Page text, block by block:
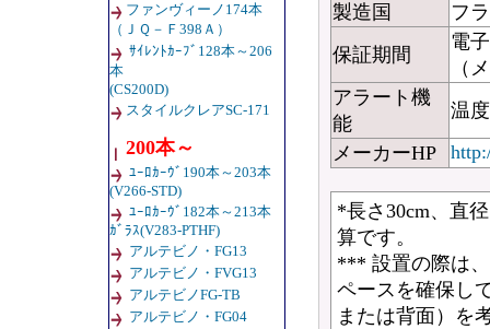
ファンヴィーノ174本
（ＪＱ－Ｆ398Ａ）
ｻｲﾚﾝﾄｶｰﾌﾞ128本～206
本
(CS200D)
スタイルクレアSC-171
200本～
ﾕｰﾛｶｰｳﾞ190本～203本
(V266-STD)
ﾕｰﾛｶｰｳﾞ182本～213本
ｶﾞﾗｽ(V283-PTHF)
アルテビノ・FG13
アルテビノ・FVG13
アルテビノFG-TB
アルテビノ・FG04
製造国
フ
保証期間
電
（
アラート機
能
温
メーカーHP
*長さ30cm、直
算です。
*** 設置の際は、
ペースを確保し
または背面）を